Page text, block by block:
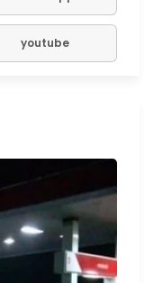
youtube